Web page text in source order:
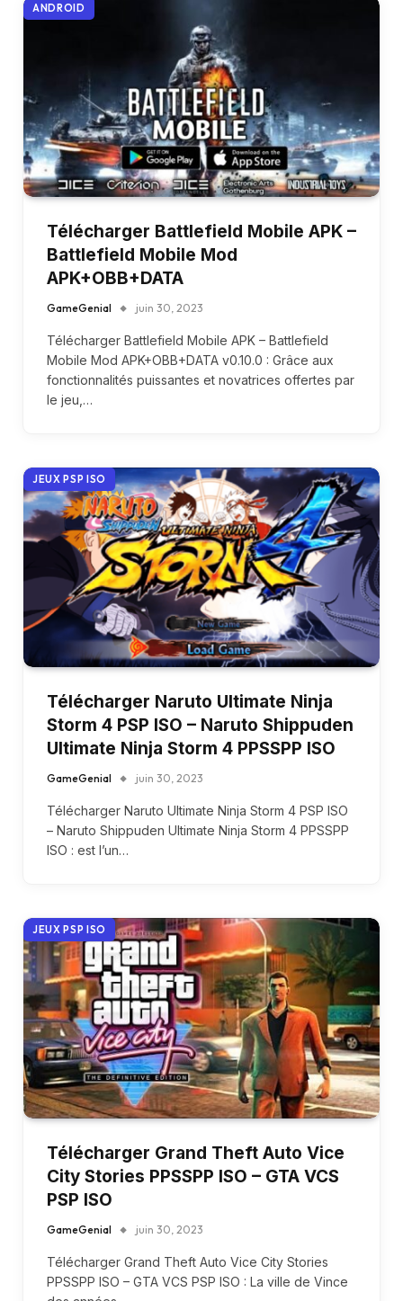
ANDROID
Télécharger Battlefield Mobile APK –
Battlefield Mobile Mod
APK+OBB+DATA
GameGenial juin 30, 2023
Télécharger Battlefield Mobile APK – Battlefield
Mobile Mod APK+OBB+DATA v0.10.0 : Grâce aux
fonctionnalités puissantes et novatrices offertes par
le jeu,…
JEUX PSP ISO
Télécharger Naruto Ultimate Ninja
Storm 4 PSP ISO – Naruto Shippuden
Ultimate Ninja Storm 4 PPSSPP ISO
GameGenial juin 30, 2023
Télécharger Naruto Ultimate Ninja Storm 4 PSP ISO
– Naruto Shippuden Ultimate Ninja Storm 4 PPSSPP
ISO : est l’un…
JEUX PSP ISO
Télécharger Grand Theft Auto Vice
City Stories PPSSPP ISO – GTA VCS
PSP ISO
GameGenial juin 30, 2023
Télécharger Grand Theft Auto Vice City Stories
PPSSPP ISO – GTA VCS PSP ISO : La ville de Vince